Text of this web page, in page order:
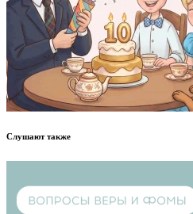
Слушают также